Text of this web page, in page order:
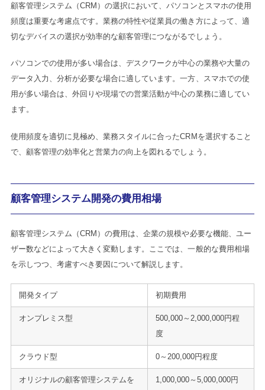
顧客管理システム（CRM）の選択において、パソコンとスマホの使用
頻度は重要な考慮点です。業務の特性や従業員の働き方によって、適
切なデバイスの選択が効率的な顧客管理につながるでしょう。
パソコンでの使用が多い場合は、デスクワークが中心の業務や大量の
データ入力、分析が必要な場合に適しています。一方、スマホでの使
用が多い場合は、外回りや現場での営業活動が中心の業務に適してい
ます。
使用頻度を適切に見極め、業務スタイルに合ったCRMを選択すること
で、顧客管理の効率化と営業力の向上を図れるでしょう。
顧客管理システム開発の費用相場
顧客管理システム（CRM）の費用は、企業の規模や必要な機能、ユー
ザー数などによって大きく変動します。ここでは、一般的な費用相場
を示しつつ、考慮すべき要因について解説します。
開発タイプ 初期費用
オンプレミス型
500,000～2,000,000円程
度
クラウド型 0～200,000円程度
オリジナルの顧客管理システムを
1,000,000～5,000,000円